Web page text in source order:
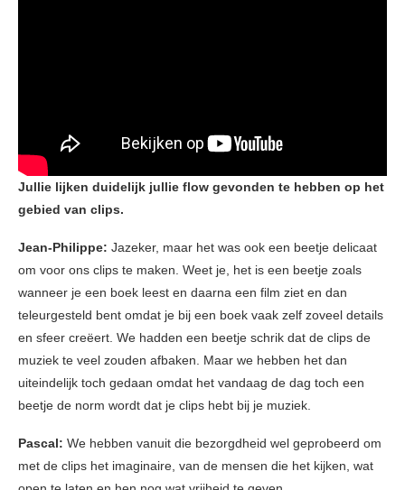
Jullie lijken duidelijk jullie flow gevonden te hebben op het
gebied van clips.
Jean-Philippe: Jazeker, maar het was ook een beetje delicaat
om voor ons clips te maken. Weet je, het is een beetje zoals
wanneer je een boek leest en daarna een film ziet en dan
teleurgesteld bent omdat je bij een boek vaak zelf zoveel details
en sfeer creëert. We hadden een beetje schrik dat de clips de
muziek te veel zouden afbaken. Maar we hebben het dan
uiteindelijk toch gedaan omdat het vandaag de dag toch een
beetje de norm wordt dat je clips hebt bij je muziek.
Pascal: We hebben vanuit die bezorgdheid wel geprobeerd om
met de clips het imaginaire, van de mensen die het kijken, wat